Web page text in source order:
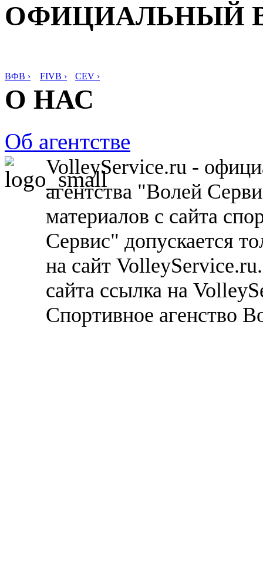
ОФИЦИАЛЬНЫЙ
ВФВ › FIVB › CEV ›
О НАС
Об агентстве
VolleyService.ru -
агентства "Волей
материалов с сайта
Сервис" допускается
на сайт
сайта ссылка на
Спортивное агенство